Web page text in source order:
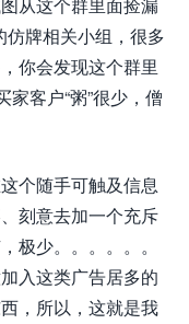
从这个群里面捡漏
牌相关小组，很多
你会发现这个群里
家客户“粥”很少，僧
个随手可触及信息
刻意去加一个充斥
极少。。。。。。
入这类广告居多的
，所以，这就是我